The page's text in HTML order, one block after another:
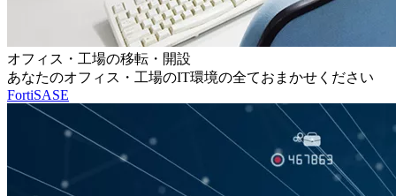
オフィス・工場の移転・開設
あなたのオフィス・工場のIT環境の全ておまかせください
FortiSASE